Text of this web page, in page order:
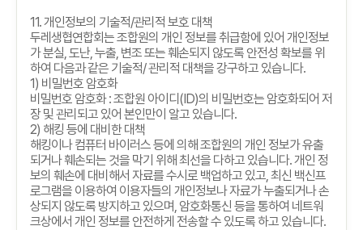
11.개인정보의 기술적/관리적 보호 대책
두레생협연합회는 조합원의 개인 정보를 취급함에 있어 개인정보
가 분실,도난,누출, 변조 또는 훼손되지 않도록 안전성 확보를 위
하여 다음과 같은 기술적/관리적 대책을 강구하고 있습니다.
1) 비밀번호 암호화
비밀번호 암호화:조합원 아이디 (ID)의 비밀번호는 암호화되어 저
장 및 관리되고 있어 본인만이 알고 있습니다.
2) 해킹 등에 대비한 대책
해킹이나 컴퓨터 바이러스 등에 의해 조합원의 개인 정보가 유출
되거나 훼손되는 것을 막기 위해 최선을 다하고 있습니다.개인 정
보의 훼손에 대비해서 자료를 수시로 백업하고 있고,최신 백신프
로그램을 이용하여 이용자들의 개인정보나 자료가 누출되거나 손
상되지 않도록 방지하고 있으며, 암호화통신 등을 통하여 네트워
크상에서 개인 정보를 안전하게 전송할 수 있도록 하고 있습니다.